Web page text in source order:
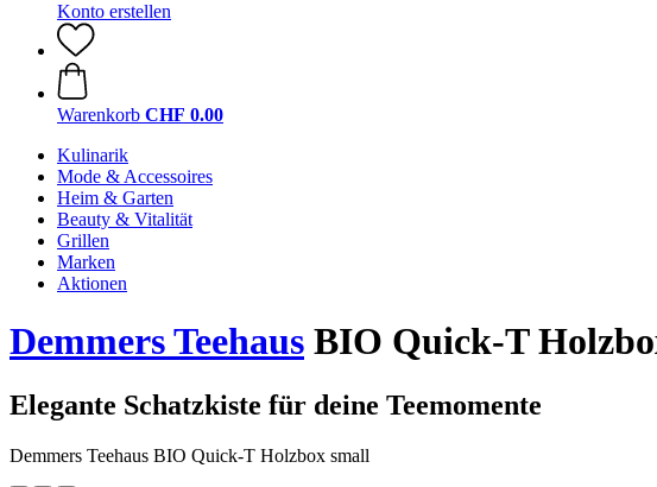
Konto erstellen
Warenkorb CHF 0.00
Kulinarik
Mode & Accessoires
Heim & Garten
Beauty & Vitalität
Grillen
Marken
Aktionen
Demmers Teehaus BIO Quick-T
Elegante Schatzkiste für deine Teemomente
Demmers Teehaus BIO Quick-T Holzbox small